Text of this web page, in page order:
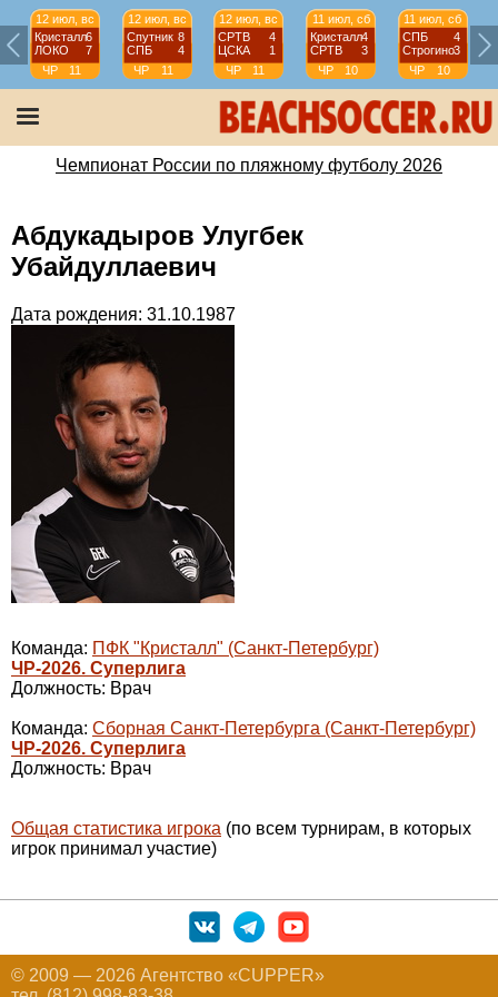
12 июл, вс
Кристалл6
ЛОКО
7
ЧР
11
тур
12 июл, вс
Спутник 8
СПБ
4
ЧР
11
тур
12 июл, вс
СРТВ
4
ЦСКА
1
ЧР
11
тур
11 июл, сб
Кристалл4
СРТВ
3
ЧР
10
тур
11 июл, сб
СПБ
4
Строгино3
ЧР
10
тур
Чемпионат России по пляжному футболу 2026
Абдукадыров Улугбек
Убайдуллаевич
Дата рождения: 31.10.1987
Команда: ПФК "Кристалл" (Санкт-Петербург)
ЧР-2026. Суперлига
Должность: Врач
Команда: Сборная Санкт-Петербурга (Санкт-Петербург)
ЧР-2026. Суперлига
Должность: Врач
Общая статистика игрока (по всем турнирам, в которых
игрок принимал участие)
© 2009 — 2026 Агентство «CUPPER»